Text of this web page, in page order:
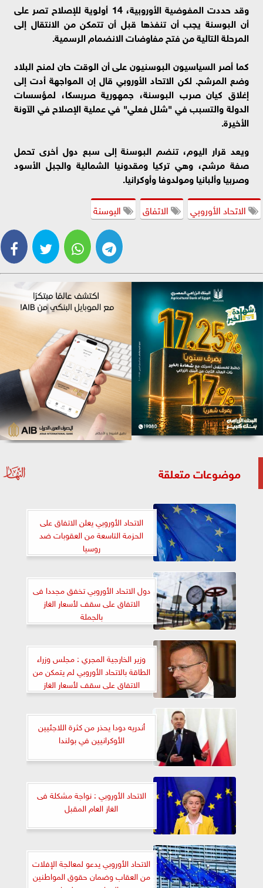
وقد حددت المفوضية الأوروبية، 14 أولوية للإصلاح تصر على
أن البوسنة يجب أن تنفذها قبل أن تتمكن من الانتقال إلى
المرحلة التالية من فتح مفاوضات الانضمام الرسمية.
كما أصر السياسيون البوسنيون على أن الوقت حان لمنح البلاد
وضع المرشح. لكن الاتحاد الأوروبي قال إن المواجهة أدت إلى
إغلاق كيان صرب البوسنة، جمهورية صربسكا، لمؤسسات
الدولة والتسبب في "شلل فعلي" في عملية الإصلاح في الآونة
الأخيرة.
ويعد قرار اليوم، تنضم البوسنة إلى سبع دول أخرى تحمل
صفة مرشح، وهي تركيا ومقدونيا الشمالية والجبل الأسود
وصربيا وألبانيا ومولدوفا وأوكرانيا.
الاتحاد الأوروبي الاتفاق البوسنة
موضوعات متعلقة
الاتحاد الأوروبي يعلن الاتفاق على
الحزمة التاسعة من العقوبات ضد
روسيا
دول الاتحاد الأوروبي تخفق مجددا فى
الاتفاق على سقف لأسعار الغاز
بالجملة
وزير الخارجية المجري : مجلس وزراء
الطاقة بالاتحاد الأوروبي لم يتمكن من
الاتفاق على سقف لأسعار الغاز
أندريه دودا يحذر من كثرة اللاجئيين
الأوكرانيين في بولندا
الاتحاد الأوروبي : نواجة مشكلة فى
الغاز العام المقبل
الاتحاد الأوروبي يدعو لمعالجة الإفلات
من العقاب وضمان حقوق المواطنين